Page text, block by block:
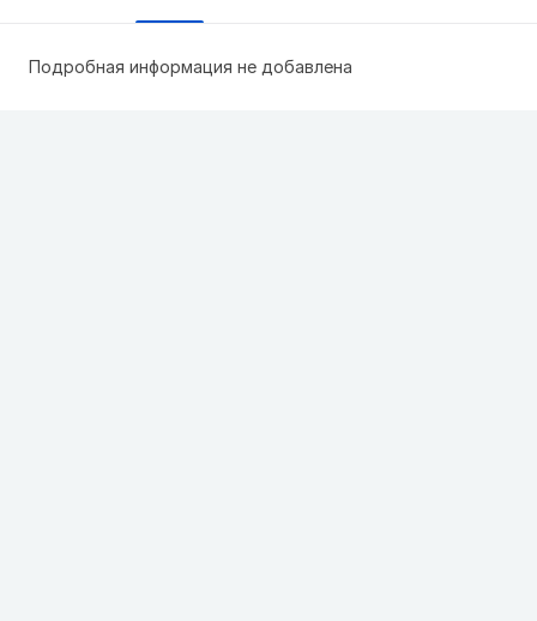
Подробная информация не добавлена